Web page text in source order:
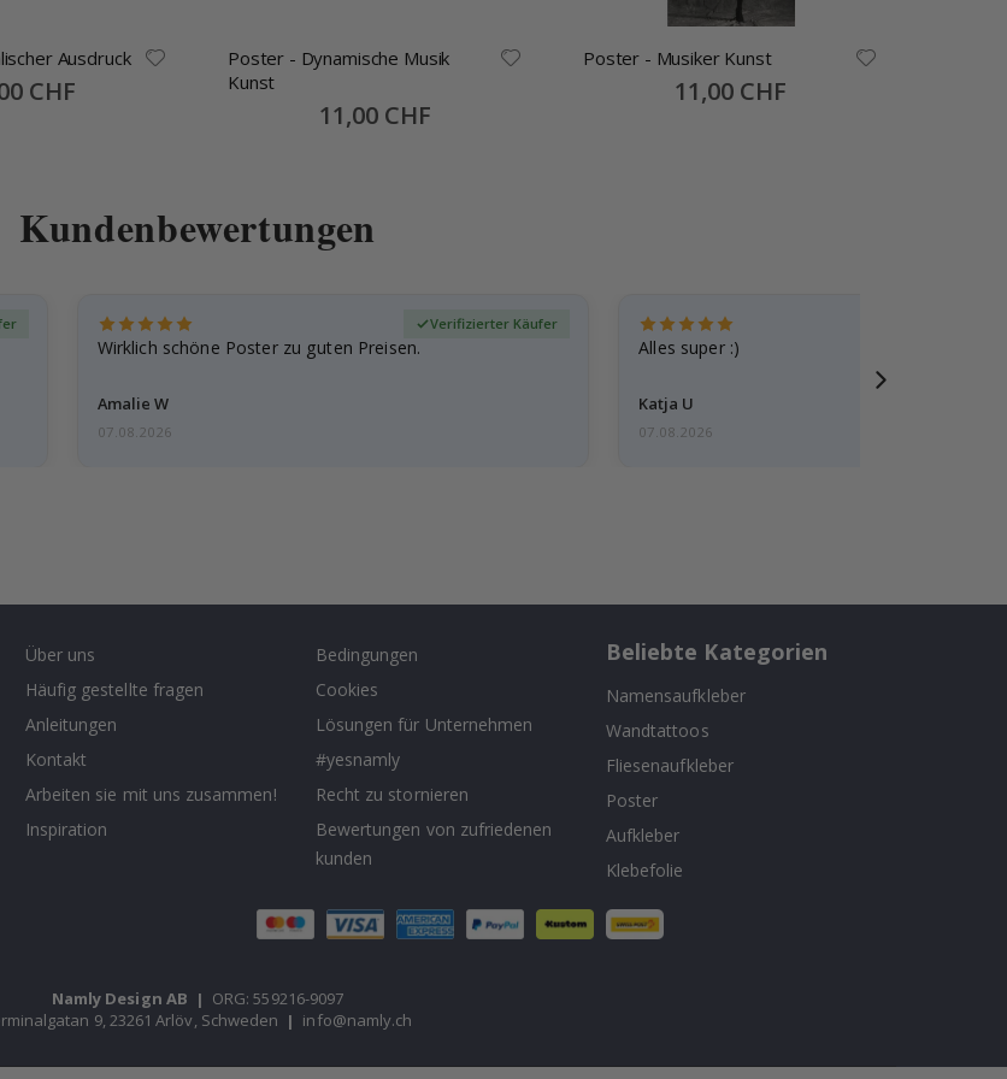
Ausdruck
CHF
Poster - Dynamische Musik
Kunst
Special
Price
11,00 CHF
Poster - Musiker Kunst
Special
Price
11,00 CHF
Kundenbewertungen
Wirklich schöne Poster zu guten Preisen.
Amalie W
Verifizierter Käufer
07.08.2026
Alles super :)
Katja U
07.08.2026
Über uns
Häufig gestellte fragen
Anleitungen
Kontakt
Arbeiten sie mit uns zusammen!
Inspiration
Bedingungen
Cookies
Lösungen für Unternehmen
#yesnamly
Recht zu stornieren
Bewertungen von zufriedenen
kunden
Beliebte Kategorien
Namensaufkleber
Wandtattoos
Fliesenaufkleber
Poster
Aufkleber
Klebefolie
Namly Design AB | ORG: 559216-9097
9, 23261 Arlöv, Schweden | info@namly.ch